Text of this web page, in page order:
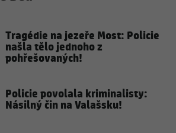
Tragédie na jezeře Most: Policie
našla tělo jednoho z
pohřešovaných!
Policie povolala kriminalisty:
Násilný čin na Valašsku!